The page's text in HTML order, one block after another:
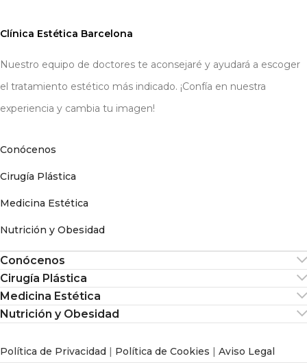
Clínica Estética Barcelona
Nuestro equipo de doctores te aconsejaré y ayudará a escoger
el tratamiento estético más indicado. ¡Confía en nuestra
experiencia y cambia tu imagen!
Conócenos
Cirugía Plástica
Medicina Estética
Nutrición y Obesidad
Conócenos
Cirugía Plástica
Medicina Estética
Nutrición y Obesidad
Política de Privacidad | Política de Cookies | Aviso Legal